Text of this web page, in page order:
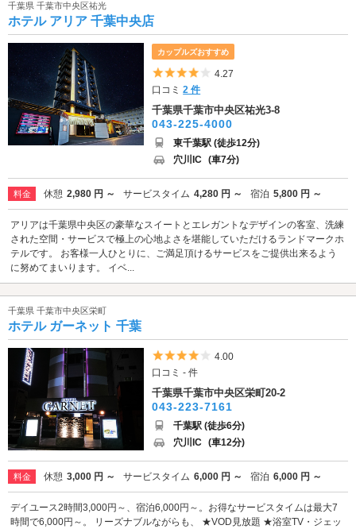
千葉県 千葉市中央区祐光
ホテル アリア 千葉中央店
カップルズおすすめ
5つ星のうち4
4.27
口コミ2 件
千葉県千葉市中央区祐光3-8
043-225-4000
東千葉駅 (徒歩12分)
穴川IC (車7分)
料金 休憩 2,980 円 ～ サービスタイム 4,280 円 ～ 宿泊 5,800 円 ～
アリアは千葉県中央区の豪華なスイートとエレガントなデザインの客室、洗練
された空間・サービスで極上の心地よさを堪能していただけるランドマークホ
テルです。 お客様一人ひとりに、ご満足頂けるサービスをご提供出来るよう
に努めてまいります。 イベ...
千葉県 千葉市中央区栄町
ホテル ガーネット 千葉
5つ星のうち4
4.00
口コミ - 件
千葉県千葉市中央区栄町20-2
043-223-7161
千葉駅 (徒歩6分)
穴川IC (車12分)
料金 休憩 3,000 円 ～ サービスタイム 6,000 円 ～ 宿泊 6,000 円 ～
デイユース2時間3,000円～、宿泊6,000円～。お得なサービスタイムは最大7
時間で6,000円～。 リーズナブルながらも、 ★VOD見放題 ★浴室TV・ジェッ